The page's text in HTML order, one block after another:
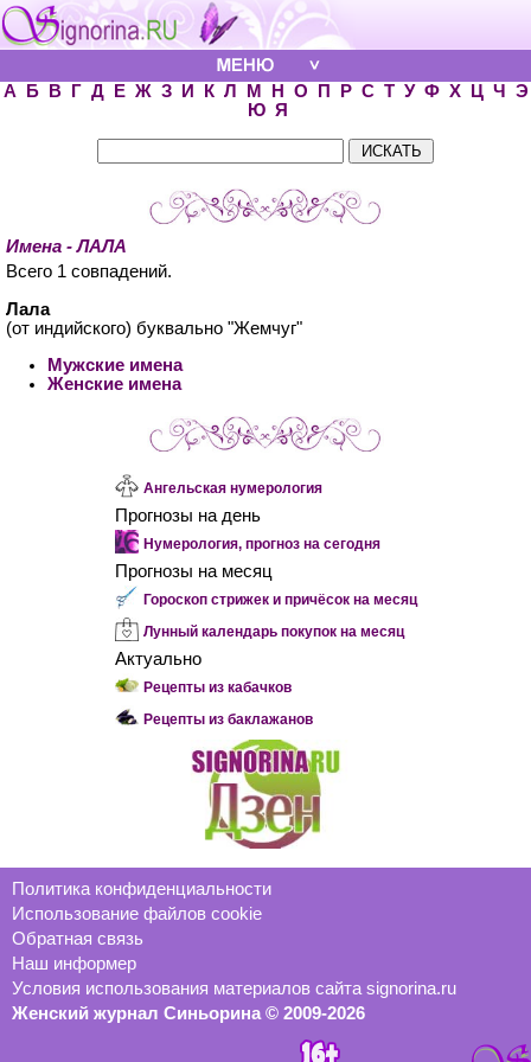
А Б В Г Д Е Ж З И К Л М Н О П Р С Т У Ф Х Ц Ч
Э
Ю Я
Имена - ЛАЛА
Всего 1 совпадений.
Лала
(от индийского) буквально "Жемчуг"
Мужские имена
Женские имена
Ангельская нумерология
Прогнозы на день
Нумерология, прогноз на сегодня
Прогнозы на месяц
Гороскоп стрижек и причёсок на месяц
Лунный календарь покупок на месяц
Актуально
Рецепты из кабачков
Рецепты из баклажанов
Политика конфиденциальности
Использование файлов cookie
Обратная связь
Наш информер
Условия использования материалов сайта signorina.ru
Женский журнал Синьорина © 2009-2026